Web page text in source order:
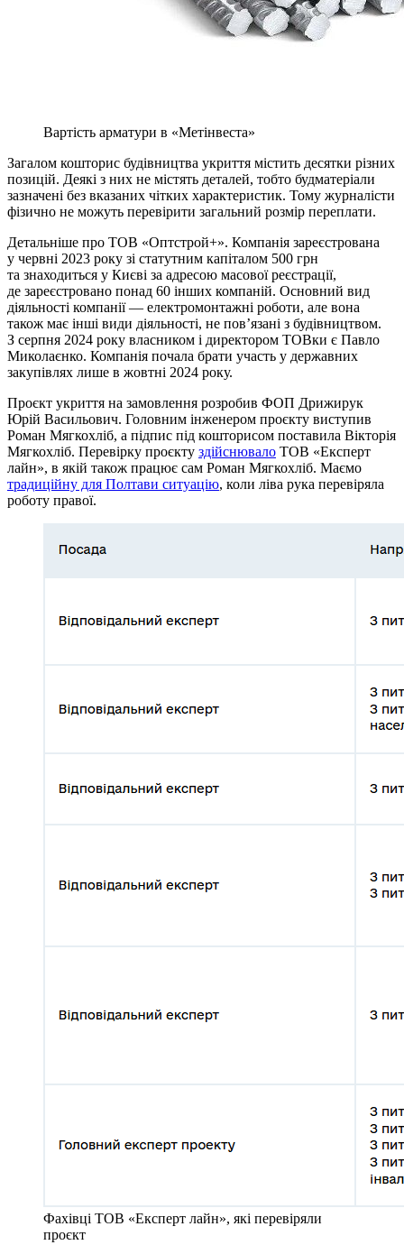
Вартість арматури в «Метінвеста»
Загалом кошторис будівництва укриття містить десятки різних
позицій. Деякі з них не містять деталей, тобто будматеріали
зазначені без вказаних чітких характеристик. Тому журналісти
фізично не можуть перевірити загальний розмір переплати.
Детальніше про ТОВ «Оптстрой+». Компанія зареєстрована
у червні 2023 року зі статутним капіталом 500 грн
та знаходиться у Києві за адресою масової реєстрації,
де зареєстровано понад 60 інших компаній. Основний вид
діяльності компанії — електромонтажні роботи, але вона
також має інші види діяльності, не пов’язані з будівництвом.
З серпня 2024 року власником і директором ТОВки є Павло
Миколаєнко. Компанія почала брати участь у державних
закупівлях лише в жовтні 2024 року.
Проєкт укриття на замовлення розробив ФОП Дрижирук
Юрій Васильович. Головним інженером проєкту виступив
Роман Мягкохліб, а підпис під кошторисом поставила Вікторія
Мягкохліб. Перевірку проєкту здійснювало ТОВ «Експерт
лайн», в якій також працює сам Роман Мягкохліб. Маємо
традиційну для Полтави ситуацію, коли ліва рука перевіряла
роботу правої.
Фахівці ТОВ «Експерт лайн», які перевіряли
проєкт